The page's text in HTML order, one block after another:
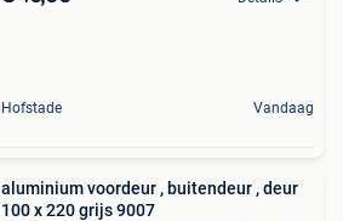
Hofstade Vandaag
aluminium voordeur , buitendeur , deur
100 x 220 grijs 9007